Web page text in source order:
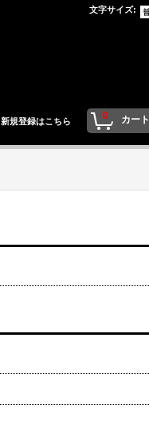
文字サイズ:
0 カー
新規登録はこちら